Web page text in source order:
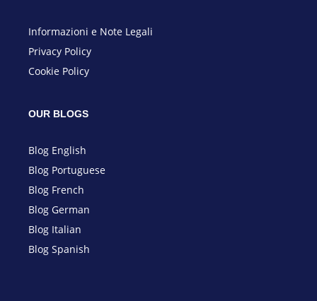
Informazioni e Note Legali
Privacy Policy
Cookie Policy
OUR BLOGS
Blog English
Blog Portuguese
Blog French
Blog German
Blog Italian
Blog Spanish